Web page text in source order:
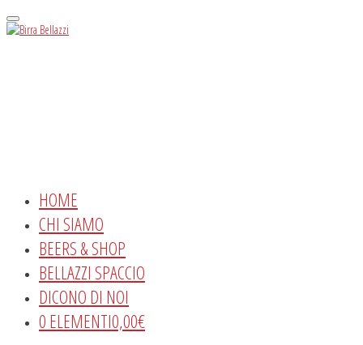
Menu
HOME
CHI SIAMO
BEERS & SHOP
BELLAZZI SPACCIO
DICONO DI NOI
0 ELEMENTI0,00€